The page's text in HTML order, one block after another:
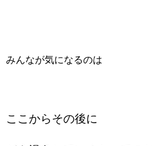
みんなが気になるのは
ここからその後に